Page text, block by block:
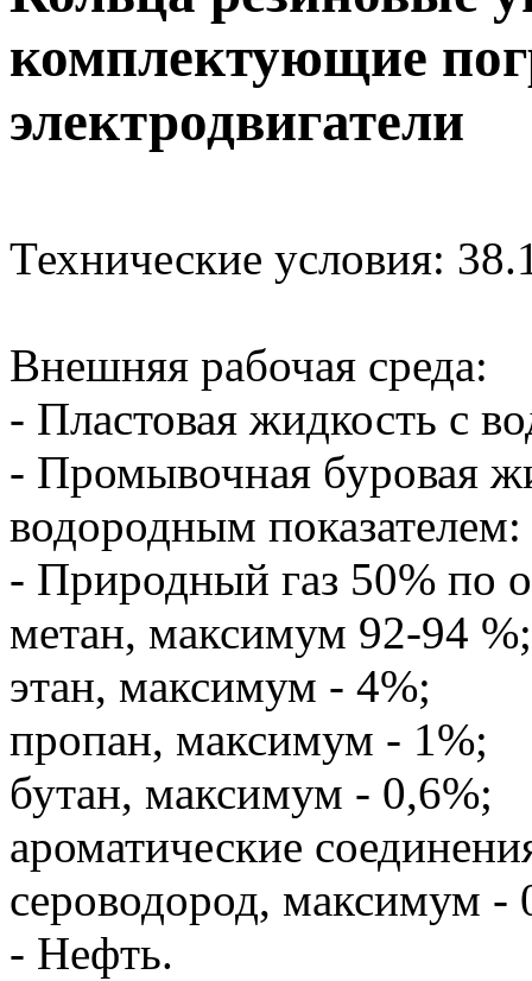
комплектующие
электродвигатели
Технические условия:
Внешняя рабочая среда:
- Пластовая жидкость с
- Промывочная буровая
водородным
- Природный газ 50% по
метан, максимум 92-94 %;
этан, максимум - 4%;
пропан, максимум - 1%;
бутан, максимум - 0,6%;
ароматические
сероводород, максимум -
- Нефть.